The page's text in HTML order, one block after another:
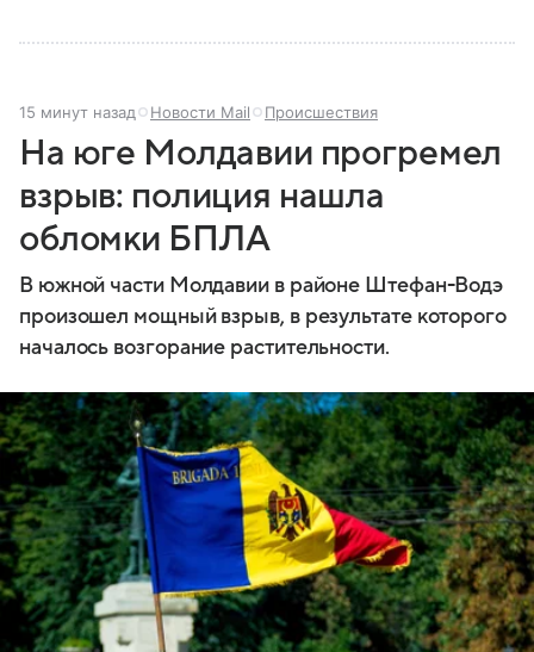
15 минут назад Новости Mail Происшествия
На юге Молдавии прогремел
взрыв: полиция нашла
обломки БПЛА
В южной части Молдавии в районе Штефан-Водэ
произошел мощный взрыв, в результате которого
началось возгорание растительности.